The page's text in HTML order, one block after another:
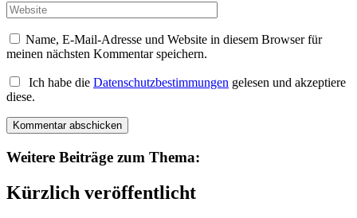
Name, E-Mail-Adresse und Website in diesem Browser für
meinen nächsten Kommentar speichern.
Ich habe die Datenschutzbestimmungen gelesen und akzeptiere
diese.
Weitere Beiträge zum Thema:
Kürzlich veröffentlicht